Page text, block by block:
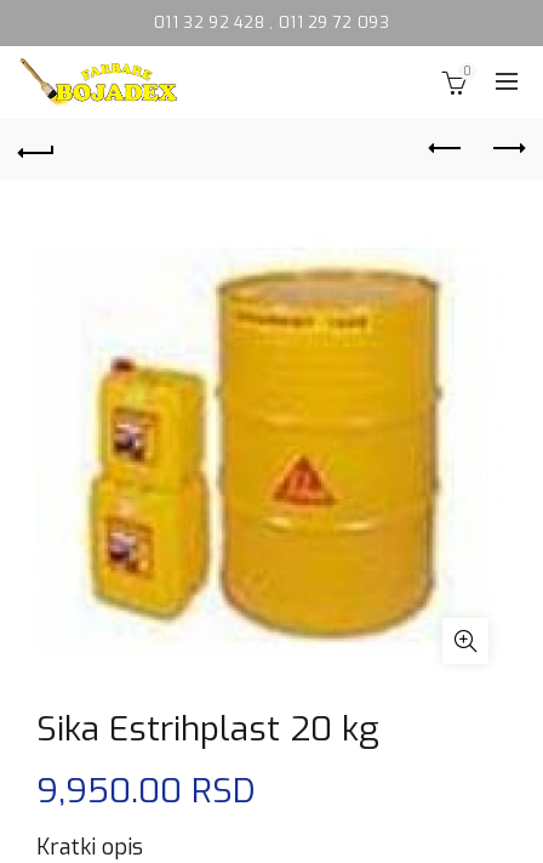
011 32 92 428 , 011 29 72 093
0
Sika Estrihplast 20 kg
9,950.00 RSD
Kratki opis